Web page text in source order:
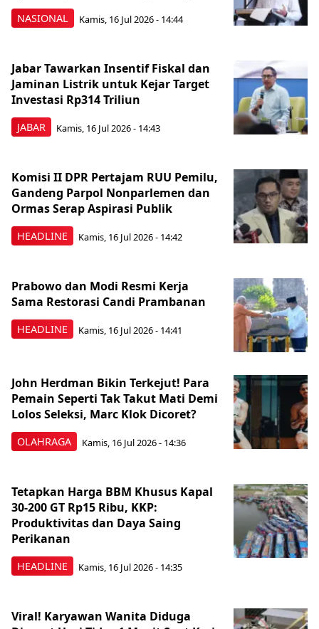
NASIONAL Kamis, 16 Jul 2026 - 14:44
JABAR
Jabar Tawarkan Insentif Fiskal dan
Jaminan Listrik untuk Kejar Target
Investasi Rp314 Triliun
Kamis, 16 Jul 2026 - 14:43
HEADLINE
Komisi II DPR Pertajam RUU Pemilu,
Gandeng Parpol Nonparlemen dan
Ormas Serap Aspirasi Publik
Kamis, 16 Jul 2026 - 14:42
HEADLINE
Prabowo dan Modi Resmi Kerja
Sama Restorasi Candi Prambanan
Kamis, 16 Jul 2026 - 14:41
OLAHRAGA
John Herdman Bikin Terkejut! Para
Pemain Seperti Tak Takut Mati Demi
Lolos Seleksi, Marc Klok Dicoret?
Kamis, 16 Jul 2026 - 14:36
HEADLINE
Tetapkan Harga BBM Khusus Kapal
30-200 GT Rp15 Ribu, KKP:
Produktivitas dan Daya Saing
Perikanan
Kamis, 16 Jul 2026 - 14:35
Viral! Karyawan Wanita Diduga